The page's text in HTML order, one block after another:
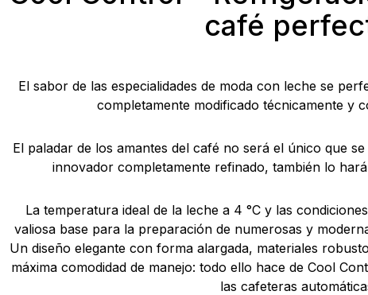
café
El sabor de las especialidades de moda con leche se
completamente modificado técnicamente y
El paladar de los amantes del café no será el único que
innovador completamente refinado, también lo
La temperatura ideal de la leche a 4 °C y las
valiosa base para la preparación de numerosas y
Un diseño elegante con forma alargada, materiales
máxima comodidad de manejo: todo ello hace de Cool
las cafeteras